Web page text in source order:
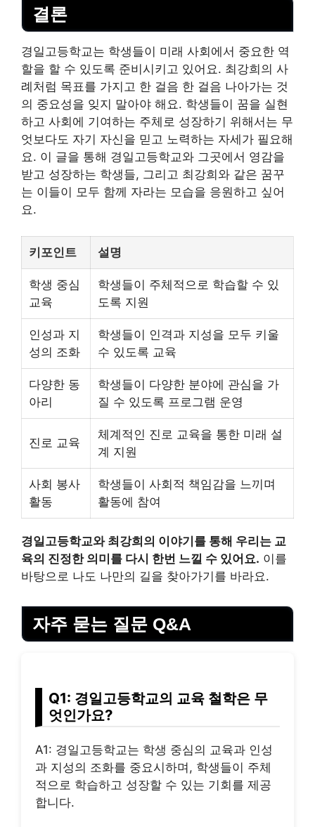
결론
경일고등학교는 학생들이 미래 사회에서 중요한 역
할을 할 수 있도록 준비시키고 있어요. 최강희의 사
례처럼 목표를 가지고 한 걸음 한 걸음 나아가는 것
의 중요성을 잊지 말아야 해요. 학생들이 꿈을 실현
하고 사회에 기여하는 주체로 성장하기 위해서는 무
엇보다도 자기 자신을 믿고 노력하는 자세가 필요해
요. 이 글을 통해 경일고등학교와 그곳에서 영감을
받고 성장하는 학생들, 그리고 최강희와 같은 꿈꾸
는 이들이 모두 함께 자라는 모습을 응원하고 싶어
요.
키포인트 설명
학생 중심
교육
학생들이 주체적으로 학습할 수 있
도록 지원
인성과 지
성의 조화
학생들이 인격과 지성을 모두 키울
수 있도록 교육
다양한 동
아리
학생들이 다양한 분야에 관심을 가
질 수 있도록 프로그램 운영
진로 교육
체계적인 진로 교육을 통한 미래 설
계 지원
사회 봉사
활동
학생들이 사회적 책임감을 느끼며
활동에 참여
경일고등학교와 최강희의 이야기를 통해 우리는 교
육의 진정한 의미를 다시 한번 느낄 수 있어요. 이를
바탕으로 나도 나만의 길을 찾아가기를 바라요.
자주 묻는 질문 Q&A
Q1: 경일고등학교의 교육 철학은 무
엇인가요?
A1: 경일고등학교는 학생 중심의 교육과 인성
과 지성의 조화를 중요시하며, 학생들이 주체
적으로 학습하고 성장할 수 있는 기회를 제공
합니다.